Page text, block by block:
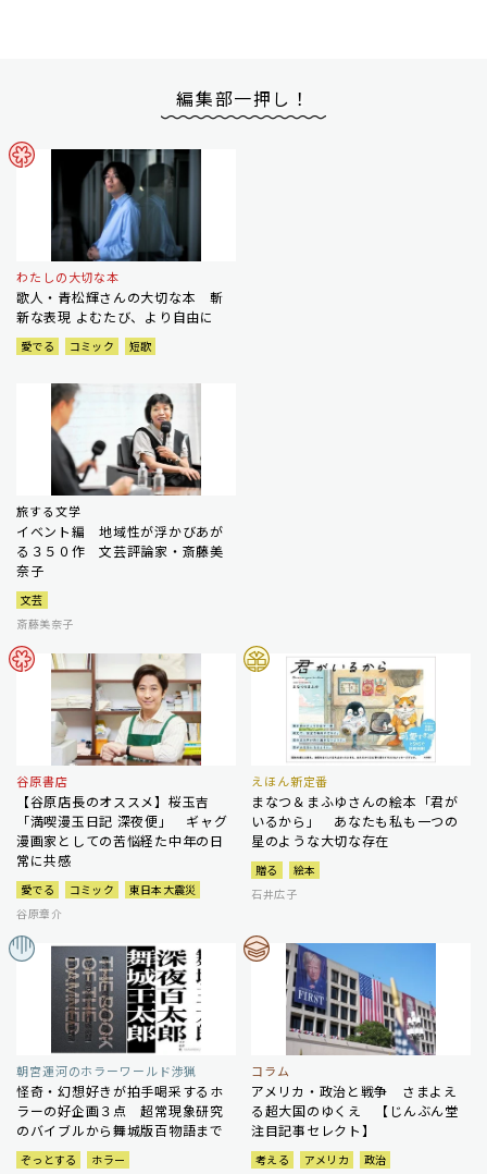
編集部一押し！
わたしの大切な本
歌人・青松輝さんの大切な本 斬
新な表現 よむたび、より自由に
愛でる コミック 短歌
旅する文学
イベント編 地域性が浮かびあが
る３５０作 文芸評論家・斎藤美
奈子
文芸
斎藤美奈子
谷原書店
【谷原店長のオススメ】桜玉吉
「満喫漫玉日記 深夜便」 ギャグ
漫画家としての苦悩経た中年の日
常に共感
愛でる コミック
東日本大震災
谷原章介
えほん新定番
まなつ＆まふゆさんの絵本「君が
いるから」 あなたも私も一つの
星のような大切な存在
贈る
絵本
石井広子
朝宮運河のホラーワールド渉猟
怪奇・幻想好きが拍手喝采するホ
ラーの好企画３点 超常現象研究
のバイブルから舞城版百物語まで
ぞっとする
ホラー
コラム
アメリカ・政治と戦争 さまよえ
る超大国のゆくえ 【じんぶん堂
注目記事セレクト】
考える アメリカ
政治